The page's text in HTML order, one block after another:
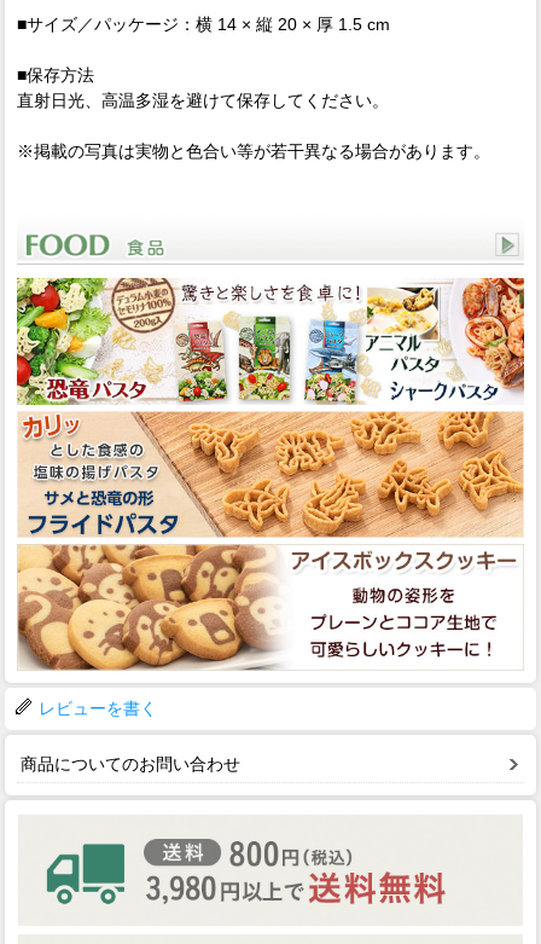
■サイズ／パッケージ：横 14 × 縦 20 × 厚 1.5 cm
■保存方法
直射日光、高温多湿を避けて保存してください。
※掲載の写真は実物と色合い等が若干異なる場合があります。
レビューを書く
商品についてのお問い合わせ